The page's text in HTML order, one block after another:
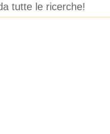
tutte le ricerche!